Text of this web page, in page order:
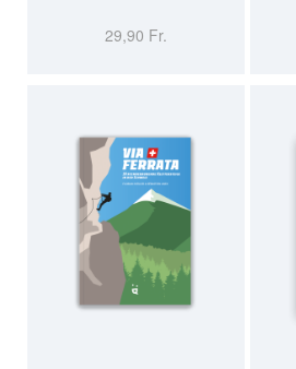
29,90 Fr.